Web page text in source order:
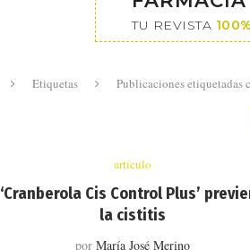
TU REVISTA
Etiquetas Publicaciones etiquetadas
artículo
‘Cranberola Cis Control Plus’
la cistitis
porMaría José Merino